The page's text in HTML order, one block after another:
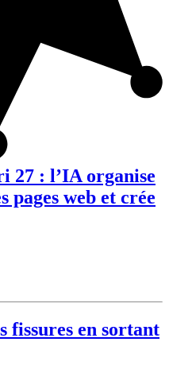
27 : l’IA organise
pages web et crée
fissures en sortant